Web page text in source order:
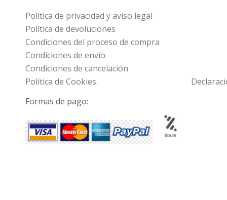
Política de privacidad y aviso legal
Política de devoluciones
Condiciones del proceso de compra
Condiciones de envío
Condiciones de cancelación
Política de Cookies.
Formas de pago: